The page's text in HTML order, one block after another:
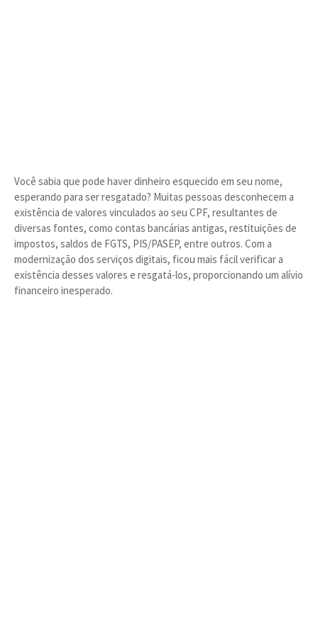
Você sabia que pode haver dinheiro esquecido em seu nome,
esperando para ser resgatado? Muitas pessoas desconhecem a
existência de valores vinculados ao seu CPF, resultantes de
diversas fontes, como contas bancárias antigas, restituições de
impostos, saldos de FGTS, PIS/PASEP, entre outros. Com a
modernização dos serviços digitais, ficou mais fácil verificar a
existência desses valores e resgatá-los, proporcionando um alívio
financeiro inesperado.